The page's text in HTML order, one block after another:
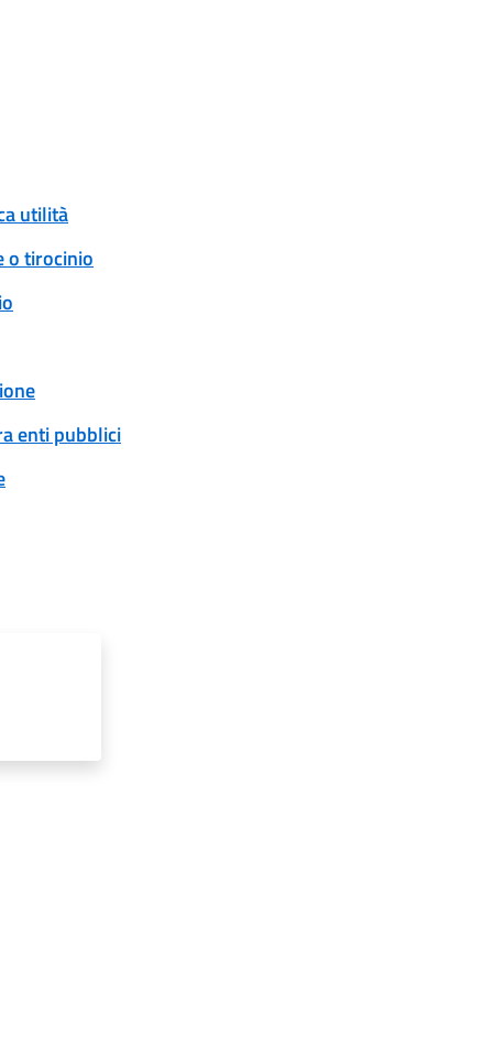
utilità
o tirocinio
enti pubblici